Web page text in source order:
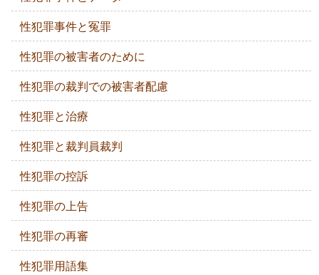
性犯罪事件と冤罪
性犯罪の被害者のために
性犯罪の裁判での被害者配慮
性犯罪と治療
性犯罪と裁判員裁判
性犯罪の控訴
性犯罪の上告
性犯罪の再審
性犯罪用語集